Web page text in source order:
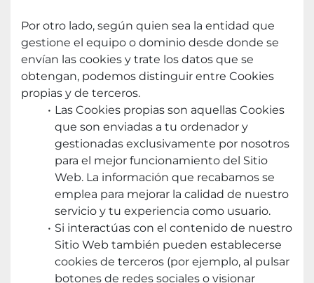
Por otro lado, según quien sea la entidad que
gestione el equipo o dominio desde donde se
envían las cookies y trate los datos que se
obtengan, podemos distinguir entre Cookies
propias y de terceros.
Las Cookies propias son aquellas Cookies
que son enviadas a tu ordenador y
gestionadas exclusivamente por nosotros
para el mejor funcionamiento del Sitio
Web. La información que recabamos se
emplea para mejorar la calidad de nuestro
servicio y tu experiencia como usuario.
Si interactúas con el contenido de nuestro
Sitio Web también pueden establecerse
cookies de terceros (por ejemplo, al pulsar
botones de redes sociales o visionar